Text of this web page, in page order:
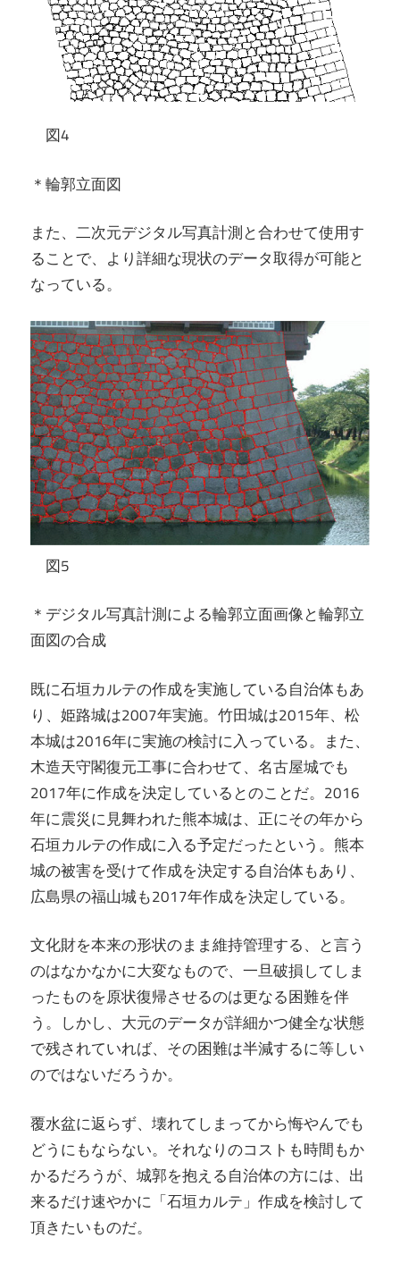
図4
＊輪郭立面図
また、二次元デジタル写真計測と合わせて使用す
ることで、より詳細な現状のデータ取得が可能と
なっている。
図5
＊デジタル写真計測による輪郭立面画像と輪郭立
面図の合成
既に石垣カルテの作成を実施している自治体もあ
り、姫路城は2007年実施。竹田城は2015年、松
本城は2016年に実施の検討に入っている。また、
木造天守閣復元工事に合わせて、名古屋城でも
2017年に作成を決定しているとのことだ。2016
年に震災に見舞われた熊本城は、正にその年から
石垣カルテの作成に入る予定だったという。熊本
城の被害を受けて作成を決定する自治体もあり、
広島県の福山城も2017年作成を決定している。
文化財を本来の形状のまま維持管理する、と言う
のはなかなかに大変なもので、一旦破損してしま
ったものを原状復帰させるのは更なる困難を伴
う。しかし、大元のデータが詳細かつ健全な状態
で残されていれば、その困難は半減するに等しい
のではないだろうか。
覆水盆に返らず、壊れてしまってから悔やんでも
どうにもならない。それなりのコストも時間もか
かるだろうが、城郭を抱える自治体の方には、出
来るだけ速やかに「石垣カルテ」作成を検討して
頂きたいものだ。